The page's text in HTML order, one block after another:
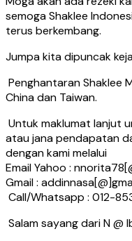
semoga Shaklee
terus berkembang.
Jumpa kita dipuncak
Penghantaran Shaklee
China dan Taiwan.
Untuk maklumat lanjut
atau jana pendapatan
dengan kami melalui
Email Yahoo :
Gmail :
Call/Whatsapp : 012-
Salam sayang dari N @